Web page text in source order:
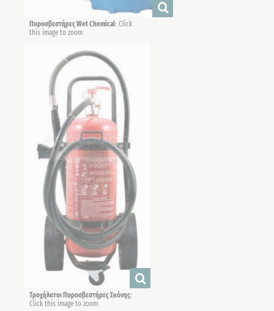
Πυροσβεστήρες Wet Chemical: Click
this image to zoom
Τροχήλατοι Πυροσβεστήρες Σκόνης:
Click this image to zoom